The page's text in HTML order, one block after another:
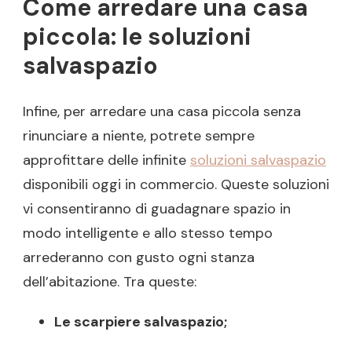
Come arredare una casa
piccola: le soluzioni
salvaspazio
Infine, per arredare una casa piccola senza
rinunciare a niente, potrete sempre
approfittare delle infinite soluzioni salvaspazio
disponibili oggi in commercio. Queste soluzioni
vi consentiranno di guadagnare spazio in
modo intelligente e allo stesso tempo
arrederanno con gusto ogni stanza
dell’abitazione. Tra queste:
Le scarpiere salvaspazio;